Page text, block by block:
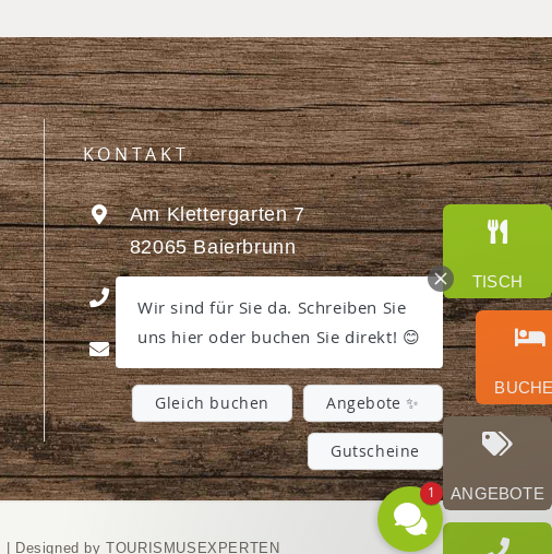
KONTAKT
Am Klettergarten 7
82065 Baierbrunn
+49 (0) 89-7448840
info@hotelbuchenhain.de
| Designed by TOURISMUSEXPERTEN
TISCH
BUCHEN
ANGEBOTE
Wir sind für Sie da. Schreiben Sie
uns hier oder buchen Sie direkt! 😊
Gleich buchen Angebote ✨
Gutscheine
1